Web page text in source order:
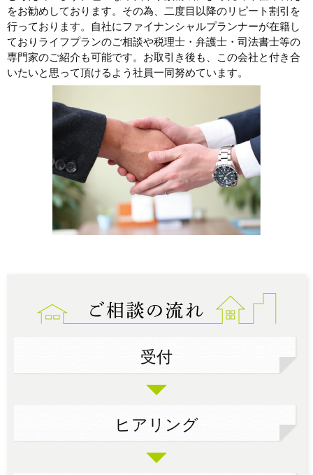
をお勧めしております。その為、二度目以降のリピート割引を
行っております。自社にファイナンシャルプランナーが在籍し
ておりライフプランのご相談や税理士・弁護士・司法書士等の
専門家のご紹介も可能です。お取引き後も、この会社と付き合
いたいと思って頂けるよう社員一同努めています。
受付
ヒアリング